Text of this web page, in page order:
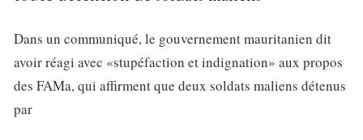
Dans un communiqué, le gouvernement mauritanien dit
avoir réagi avec «stupéfaction et indignation» aux propos
des FAMa, qui affirment que deux soldats maliens détenus
par